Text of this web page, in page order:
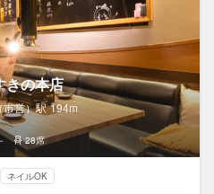
きの本店
市営）駅 194m
28席
ネイルOK